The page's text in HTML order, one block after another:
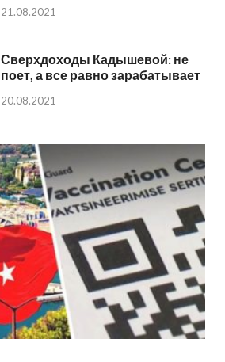
21.08.2021
Сверхдоходы Кадышевой: не
поет, а все равно зарабатывает
20.08.2021